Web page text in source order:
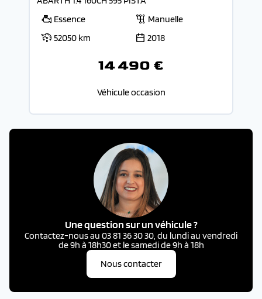
Essence
Manuelle
52050 km
2018
14 490 €
Véhicule occasion
Une question sur un véhicule ?
Contactez-nous au 03 81 36 30 30, du lundi au vendredi
de 9h à 18h30 et le samedi de 9h à 18h
Nous contacter